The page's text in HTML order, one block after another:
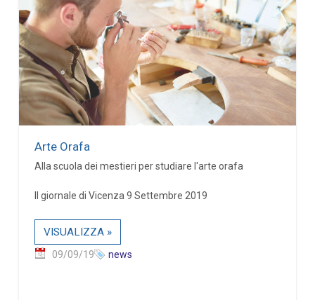
Arte Orafa
Alla scuola dei mestieri per studiare l'arte orafa
Il giornale di Vicenza 9 Settembre 2019
VISUALIZZA »
09/09/19 news